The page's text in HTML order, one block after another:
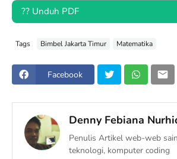
?? Unduh PDF
Tags Bimbel Jakarta Timur Matematika
Facebook
Denny Febiana
Penulis Artikel web-web
teknologi, komputer coding